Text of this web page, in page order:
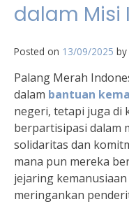
dalam Misi
Posted on 13/09/2025 by
Palang Merah
dalam bantuan
negeri, tetapi juga di
berpartisipasi dalam
solidaritas dan
mana pun mereka
jejaring
meringankan